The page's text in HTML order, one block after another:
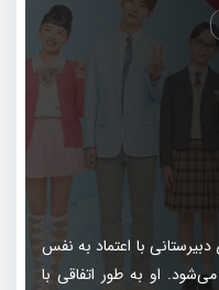
با اعتماد به نفس
او به طور اتفاقی با